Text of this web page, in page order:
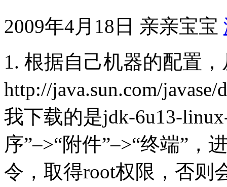
2009年4月18日 亲亲宝宝
1. 根据自己机器的配置
http://java.sun.com/
我下载的是jdk-6u13-
序”–>“附件”–>“终端”，
令，取得root权限，否则